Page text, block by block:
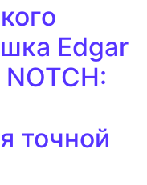
Edgar
точной